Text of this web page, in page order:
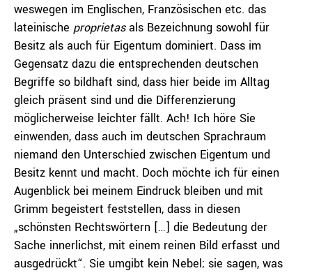
weswegen im Englischen, Französischen etc. das
lateinische proprietasals Bezeichnung sowohl für
Besitz als auch für Eigentum dominiert. Dass im
Gegensatz dazu die entsprechenden deutschen
Begriffe so bildhaft sind, dass hier beide im Alltag
gleich präsent sind und die Differenzierung
möglicherweise leichter fällt. Ach! Ich höre Sie
einwenden, dass auch im deutschen Sprachraum
niemand den Unterschied zwischen Eigentum und
Besitz kennt und macht. Doch möchte ich für einen
Augenblick bei meinem Eindruck bleiben und mit
Grimm begeistert feststellen, dass in diesen
„schönsten Rechtswörtern […] die Bedeutung der
Sache innerlichst, mit einem reinen Bild erfasst und
ausgedrückt“. Sie umgibt kein Nebel; sie sagen, was